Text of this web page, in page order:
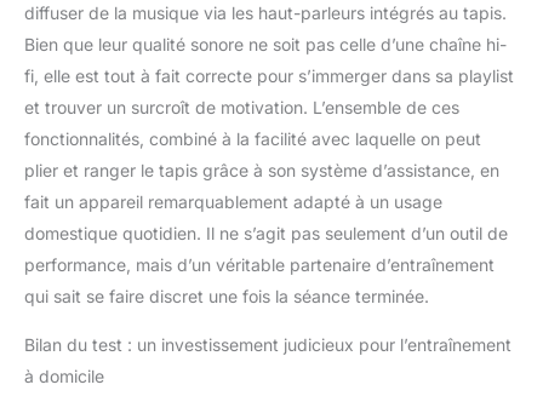
diffuser de la musique via les haut-parleurs intégrés au tapis.
Bien que leur qualité sonore ne soit pas celle d’une chaîne hi-
fi, elle est tout à fait correcte pour s’immerger dans sa playlist
et trouver un surcroît de motivation. L’ensemble de ces
fonctionnalités, combiné à la facilité avec laquelle on peut
plier et ranger le tapis grâce à son système d’assistance, en
fait un appareil remarquablement adapté à un usage
domestique quotidien. Il ne s’agit pas seulement d’un outil de
performance, mais d’un véritable partenaire d’entraînement
qui sait se faire discret une fois la séance terminée.
Bilan du test : un investissement judicieux pour l’entraînement
à domicile